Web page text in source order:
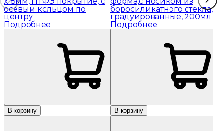
осевым кольцом по
центру
Подробнее
В корзину
боросиликатного стекла,
градуированные, 200мл
Подробнее
В корзину